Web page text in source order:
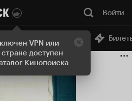
VPN или
доступен
Кинопоиска
Войти
Онлайн-кинотеатр